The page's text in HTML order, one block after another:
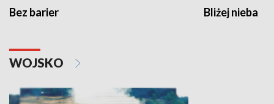
Bez barier Bliżej nieba
WOJSKO